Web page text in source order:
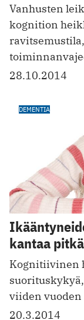
Vanhusten
kognition
28.10.2014
DEMENTIA
kantaa
Kognitiivinen
viiden
20.3.2014